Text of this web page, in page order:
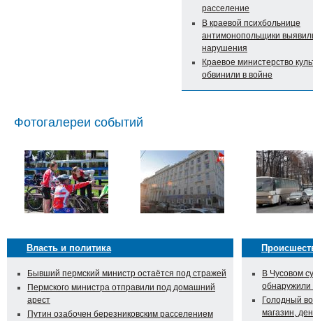
расселение
В краевой психбольнице
антимонопольщики
нарушения
Краевое министерство
обвинили в войне
Фотогалереи событий
Власть и политика
Бывший пермский министр остаётся под стражей
Пермского министра отправили под домашний
арест
Путин озабочен березниковским расселением
В Чусовом
Голодный
магазин,